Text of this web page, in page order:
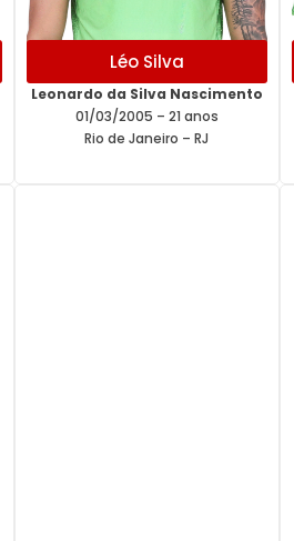
Léo Silva
Leonardo da Silva Nascimento
01/03/2005 – 21 anos
Rio de Janeiro – RJ